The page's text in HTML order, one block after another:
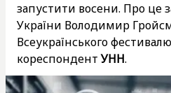
запустити восени. Про це
України Володимир
Всеукраїнського
кореспондентУНН.